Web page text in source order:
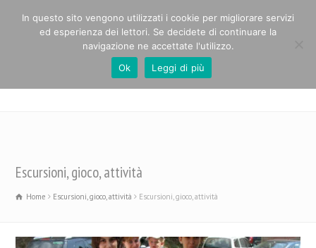
Casa Alpina Paolo Cabrini
Escursioni, gioco, attività
Home Escursioni, gioco, attività Escursioni, gioco, attività
In questo sito vengono utilizzati i cookie per migliorare servizi
ed esperienza dei lettori. Se decidete di continuare la
navigazione ne accettate l'utilizzo.
Ok
Leggi di più